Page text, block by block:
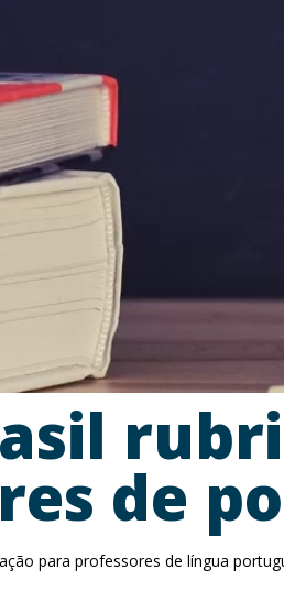
de
para professores de língua